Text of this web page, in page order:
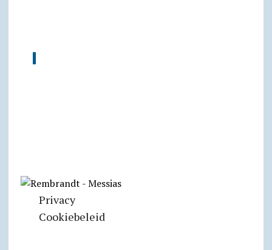
Privacy
Cookiebeleid